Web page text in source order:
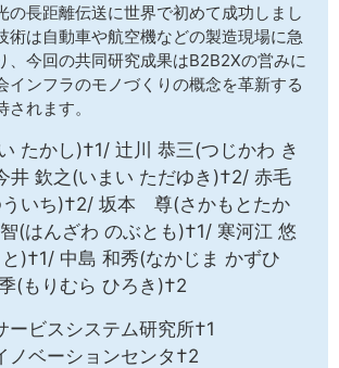
の長距離伝送に世界で初めて成功しまし
術は自動車や航空機などの製造現場に急
、今回の共同研究成果はB2B2Xの営みに
インフラのモノづくりの概念を革新する
れます。
たかし)†1/ 辻川 恭三(つじかわ き
井 欽之(いまい ただゆき)†2/ 赤毛
ういち)†2/ 坂本 尊(さかもとたか
(はんざわ のぶとも)†1/ 寒河江 悠
)†1/ 中島 和秀(なかじま かずひ
(もりむら ひろき)†2
ービスシステム研究所†1
ノベーションセンタ†2